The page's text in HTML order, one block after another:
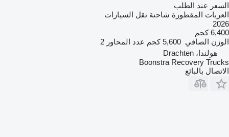
السعر عند الطلب
العربات المقطورة شاحنة نقل السيارات
2026
6,400 كجم
الوزن الصافي 5,600 كجم عدد المحاور 2
هولندا، Drachten
Boonstra Recovery Trucks
الاتصال بالبائع